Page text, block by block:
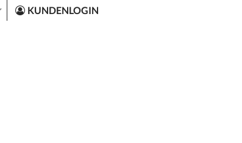
KUNDENLOGIN